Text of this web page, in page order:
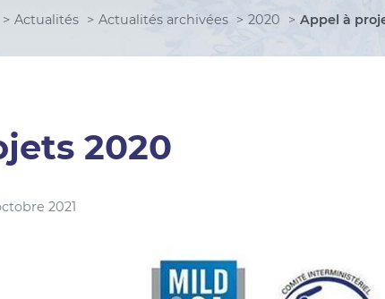
Actualités Actualités archivées 2020 Appel à
2020
2021